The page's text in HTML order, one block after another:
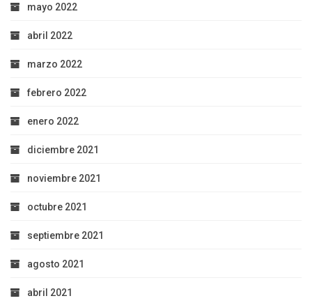
mayo 2022
abril 2022
marzo 2022
febrero 2022
enero 2022
diciembre 2021
noviembre 2021
octubre 2021
septiembre 2021
agosto 2021
abril 2021